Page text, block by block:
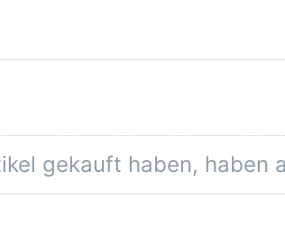
gekauft haben, haben